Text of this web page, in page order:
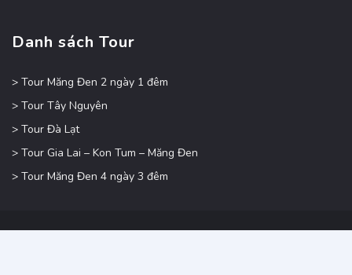
Danh sách Tour
> Tour Măng Đen 2 ngày 1 đêm
> Tour Tây Nguyên
> Tour Đà Lạt
> Tour Gia Lai – Kon Tum – Măng Đen
> Tour Măng Đen 4 ngày 3 đêm